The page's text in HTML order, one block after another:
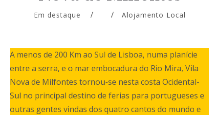
Em destaque Alojamento Local
A menos de 200 Km ao Sul de Lisboa, numa planície
entre a serra, e o mar embocadura do Rio Mira, Vila
Nova de Milfontes tornou-se nesta costa Ocidental-
Sul no principal destino de ferias para portugueses e
outras gentes vindas dos quatro cantos do mundo e